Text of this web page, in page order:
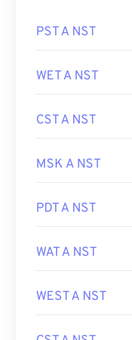
PST A NST
WET A NST
CST A NST
MSK A NST
PDT A NST
WAT A NST
WEST A NST